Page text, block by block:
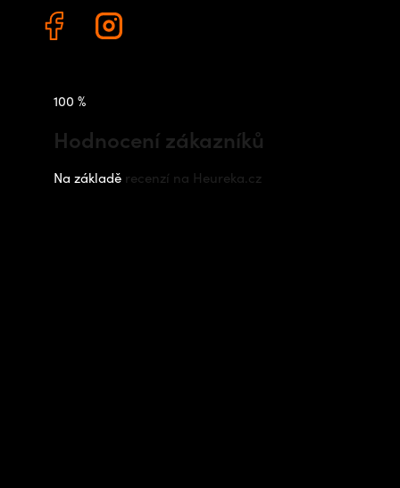
100 %
Hodnocení zákazníků
Na základě recenzí na Heureka.cz